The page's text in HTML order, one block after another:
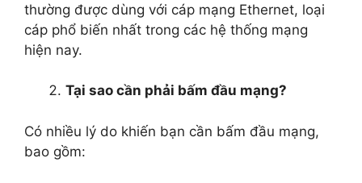
thường được dùng với cáp mạng Ethernet, loại
cáp phổ biến nhất trong các hệ thống mạng
hiện nay.
Tại sao cần phải bấm đầu mạng?
Có nhiều lý do khiến bạn cần bấm đầu mạng,
bao gồm: